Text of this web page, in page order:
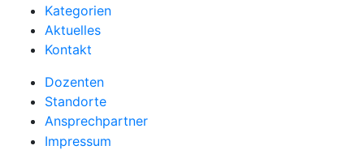
Kategorien
Aktuelles
Kontakt
Dozenten
Standorte
Ansprechpartner
Impressum